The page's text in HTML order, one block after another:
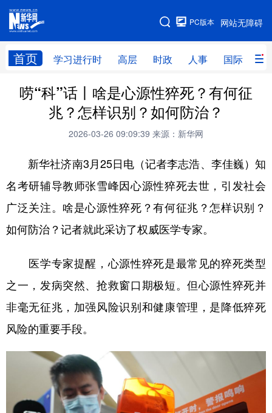
网站无障碍
PC版本
首页 学习进行时 高层 时政 人事 国际 财
网站地图
学习进行时 高层 时政 人事
财经 网评
全球连线
科技 科创 量子 体育
文化 书画 健康 军事
食品 人居 信息化 数字经济
学术中国 乡村振兴 溯源中国
一带一路
文化产业
唠“科”话丨啥是心源性猝死？有何征
兆？怎样识别？如何防治？
2026-03-26 09:09:39 来源：新华网
新华社济南3月25日电（记者李志浩、李佳巍）知
名考研辅导教师张雪峰因心源性猝死去世，引发社会
广泛关注。啥是心源性猝死？有何征兆？怎样识别？
如何防治？记者就此采访了权威医学专家。
医学专家提醒，心源性猝死是最常见的猝死类型
之一，发病突然、抢救窗口期极短。但心源性猝死并
非毫无征兆，加强风险识别和健康管理，是降低猝死
风险的重要手段。